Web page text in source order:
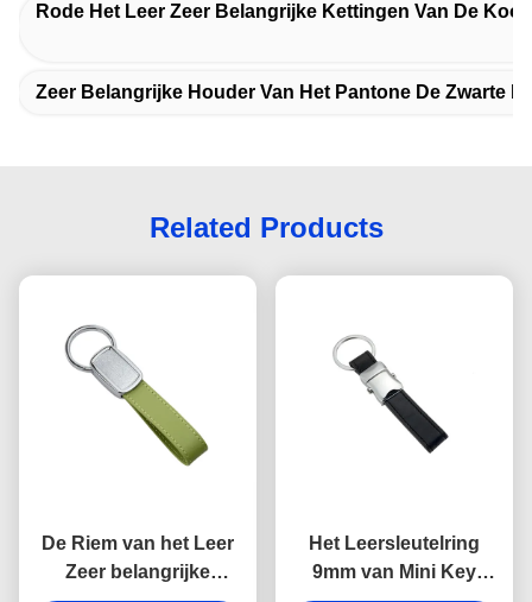
Rode Het Leer Zeer Belangrijke Kettingen Van De
Zeer Belangrijke Houder Van Het Pantone De Zwarte
Related Products
De Riem van het Leer
Zeer belangrijke
Het Leersleutelring
9mm van Mini Key